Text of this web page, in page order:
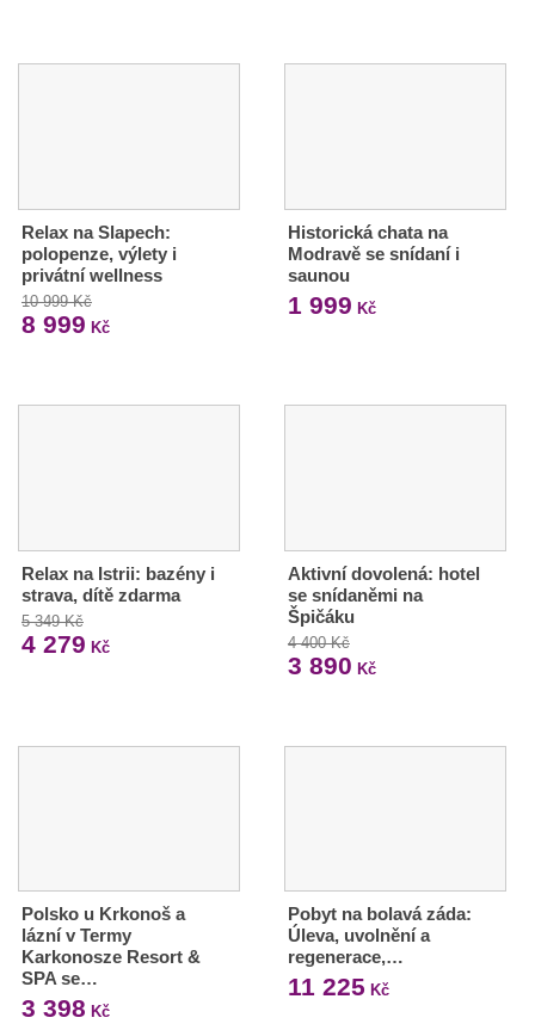
Relax na Slapech:
polopenze, výlety i
privátní wellness
10 999 Kč
8 999 Kč
Historická chata na
Modravě se snídaní i
saunou
1 999 Kč
Relax na Istrii: bazény i
strava, dítě zdarma
5 349 Kč
4 279 Kč
Aktivní dovolená: hotel
se snídaněmi na
Špičáku
4 400 Kč
3 890 Kč
Polsko u Krkonoš a
lázní v Termy
Karkonosze Resort &
SPA se…
3 398 Kč
Pobyt na bolavá záda:
Úleva, uvolnění a
regenerace,…
11 225 Kč